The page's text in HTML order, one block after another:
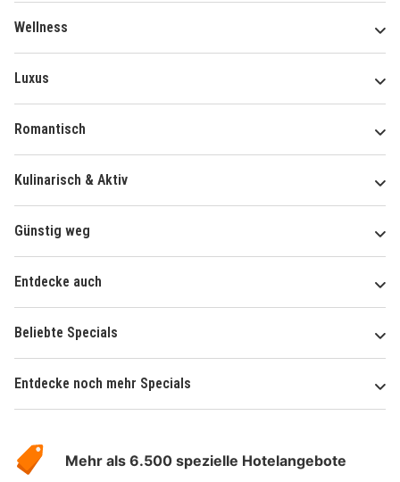
Wellness
Luxus
Romantisch
Kulinarisch & Aktiv
Günstig weg
Entdecke auch
Beliebte Specials
Entdecke noch mehr Specials
Hotelspecials
Mehr als 6.500 spezielle Hotelangebote